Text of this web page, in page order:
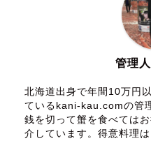
管理
北海道出身で年間10万円
ているkani-kau.comの管
銭を切って蟹を食べては
介しています。得意料理